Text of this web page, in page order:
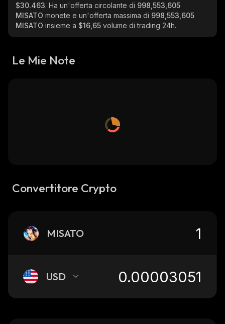
$30.463. Ha un'offerta circolante di 998,553,605
MISATO monete e un'offerta massima di 998,553,605
MISATO insieme a $16,65 volume di trading 24h.
Le Mie Note
Convertitore Crypto
MISATO
USD